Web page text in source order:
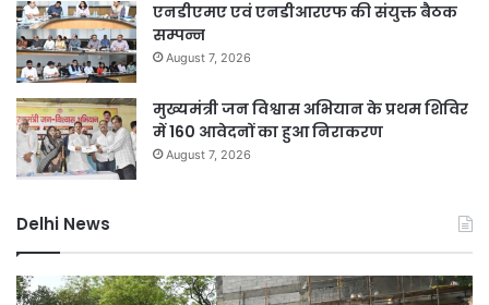
एनडीएमए एवं एनडीआरएफ की संयुक्त बैठक
सम्पन्न
August 7, 2026
मुख्यमंत्री जन विश्वास अभियान के प्रथम शिविर
में 160 आवेदनों का हुआ निराकरण
August 7, 2026
Delhi News
जली